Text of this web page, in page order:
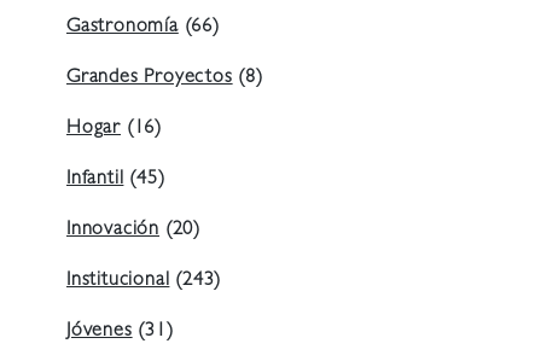
Gastronomía(66)
Grandes Proyectos(8)
Hogar (16)
Infantil(45)
Innovación (20)
Institucional(243)
Jóvenes(31)